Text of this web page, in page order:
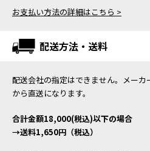
お支払い方法の詳細はこちら >
配送方法・送料
配送会社の指定はできません。メーカ
から直送になります。
合計金額18,000(税込)以下の場合
→送料1,650円（税込）